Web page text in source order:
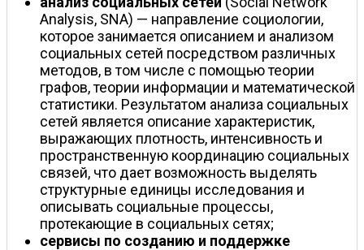
Analysis, SNA) — направление социологии,
которое занимается описанием и анализом
социальных сетей посредством различных
методов, в том числе с помощью теории
графов, теории информации и математической
статистики. Результатом анализа социальных
сетей является описание характеристик,
выражающих плотность, интенсивность и
пространственную координацию социальных
связей, что дает возможность выделять
структурные единицы исследования и
описывать социальные процессы,
протекающие в социальных сетях;
сервисы по созданию и поддержке